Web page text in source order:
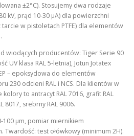
±2°C). Stosujemy dwa rodzaje
kV, prąd 10-30 µA) dla powierzchni
tarcie w pistoletach PTFE) dla elementów
wiodących producentów: Tiger Serie 90
UV klasa RAL 5-letnia), Jotun Jotatex
– epoksydowa do elementów
230 odcieni RAL i NCS. Dla klientów w
to antracyt RAL 7016, grafit RAL
8017, srebrny RAL 9006.
100 µm, pomiar miernikiem
Twardość: test ołówkowy (minimum 2H).